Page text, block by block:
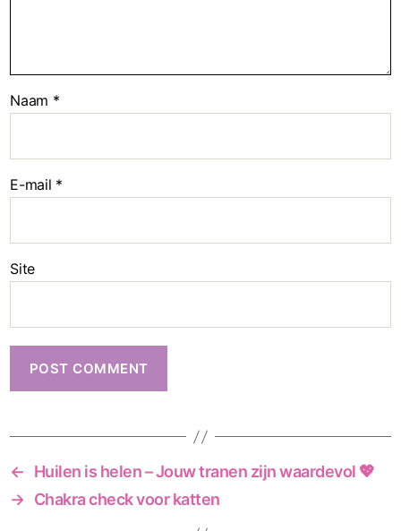
Naam *
E-mail *
Site
←
Huilen is helen – Jouw tranen zijn waardevol 💖
→ Chakra check voor katten